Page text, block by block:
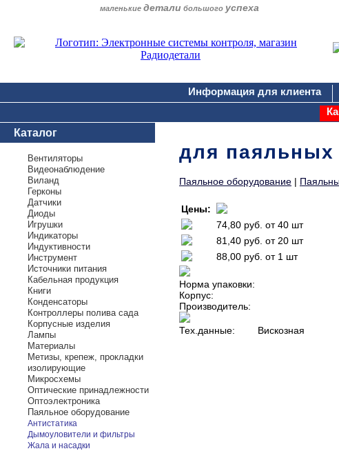
маленькие детали большого успеха
Информация для клиента
Каталог
Вентиляторы
Видеонаблюдение
Виланд
Герконы
Датчики
Диоды
Игрушки
Индикаторы
Индуктивности
Инструмент
Источники питания
Кабельная продукция
Книги
Конденсаторы
Контроллеры полива сада
Корпусные изделия
Лампы
Материалы
Метизы, крепеж, прокладки
изолирующие
Микросхемы
Оптические принадлежности
Оптоэлектроника
Паяльное оборудование
Антистатика
Дымоуловители и фильтры
Жала и насадки
для паяльных
Паяльное оборудование |
Цены:
74,80 руб. от 40 шт
81,40 руб. от 20 шт
88,00 руб. от 1 шт
Норма упаковки:
Корпус:
Производитель:
Тех.данные: Вискозная